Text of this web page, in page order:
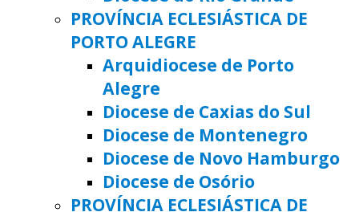
PROVÍNCIA ECLESIÁSTICA DE
PORTO ALEGRE
Arquidiocese de Porto
Alegre
Diocese de Caxias do Sul
Diocese de Montenegro
Diocese de Novo Hamburgo
Diocese de Osório
PROVÍNCIA ECLESIÁSTICA DE